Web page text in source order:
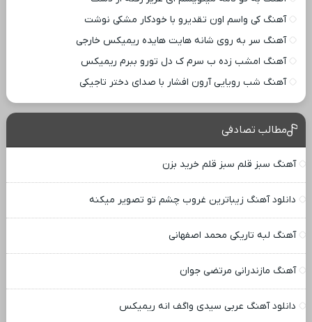
آهنگ کی واسم اون تقدیرو با خودکار مشکی نوشت
آهنگ سر به روی شانه هایت هایده ریمیکس خارجی
آهنگ امشب زده ب سرم ک دل تورو ببرم ریمیکس
آهنگ شب رویایی آرون افشار با صدای دختر تاجیکی
مطالب تصادفی
آهنگ سبز قلم سبز قلم خرید بزن
دانلود آهنگ زیباترین غروب چشم تو تصویر میکنه
آهنگ لبه تاریکی محمد اصفهانی
آهنگ مازندرانی مرتضی جوان
دانلود آهنگ عربی سیدی واگف انه ریمیکس